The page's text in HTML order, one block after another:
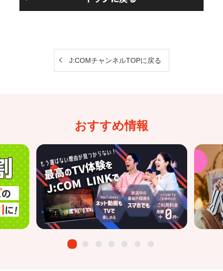
J:COMチャンネルTOPに戻る
おすすめ情報